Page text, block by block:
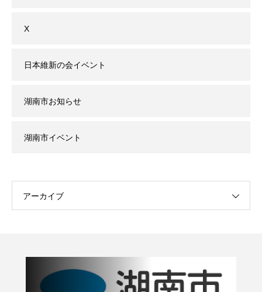
X
日本維新の会イベント
湖南市お知らせ
湖南市イベント
アーカイブ